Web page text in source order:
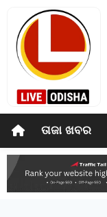
ତାଜା ଖବର